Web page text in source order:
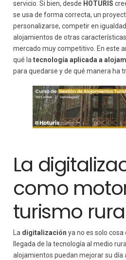
Marketing digital en alojamientos
Visibilidad online y
Redes sociales y
Gestión de la reputación online
Opiniones y valoraciones
Análisis de la satisfacción
Formación y competencias
La importancia de la
Profesionalización del
Retos de la digitalización en
El futuro de la tecnología
rurales
servicio. Si bien, desde HOTURIS
se usa de forma correcta, un
personalizarse, competir en
alojamientos de otras
mercado muy competitivo. En este
qué la tecnología aplicada a
para quedarse y de qué manera ha
La
como
turismo
La digitalización ya no es solo
llegada de la tecnología al medio
alojamientos puedan mejorar su día